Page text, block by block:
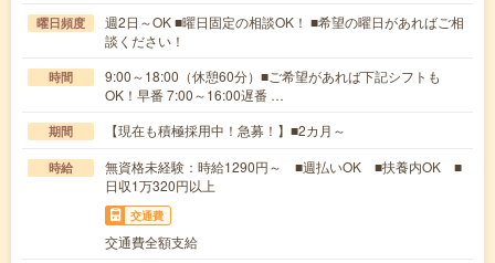
曜日頻度
週2日～OK ■曜日固定の相談OK！ ■希望の曜日があればご相
談ください！
時間
9:00～18:00（休憩60分）■ご希望があれば下記シフトも
OK！早番 7:00～16:00遅番 …
期間 【現在も積極採用中！急募！】■2カ月～
時給
無資格未経験：時給1290円～ ■週払いOK ■扶養内OK ■
日収1万320円以上
交通費
交通費全額支給